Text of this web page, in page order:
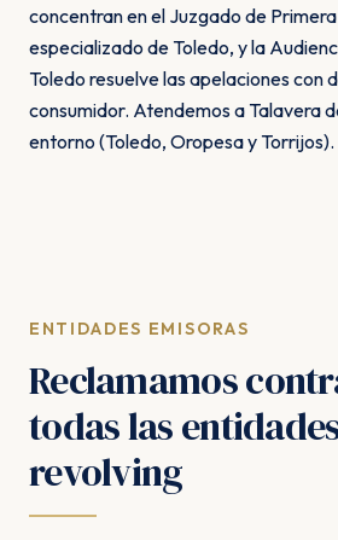
concentran en el Juzgado de
especializado de Toledo, y la
Toledo resuelve las apelaciones con
consumidor. Atendemos a Talavera
entorno (Toledo, Oropesa y Torrijos).
ENTIDADES EMISORAS
Reclamamos
todas las
revolving